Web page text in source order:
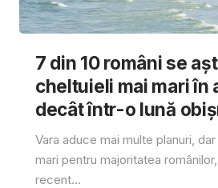
7 din 10 români se
cheltuieli mai mari în
decât într-o lună
Vara aduce mai multe planuri,
mari pentru majoritatea
recent...